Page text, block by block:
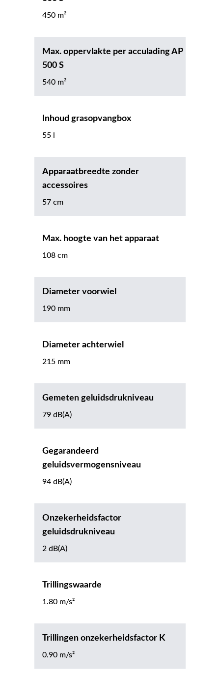
450 m²
Max. oppervlakte per acculading AP
500 S
540 m²
Inhoud grasopvangbox
55 l
Apparaatbreedte zonder
accessoires
57 cm
Max. hoogte van het apparaat
108 cm
Diameter voorwiel
190 mm
Diameter achterwiel
215 mm
Gemeten geluidsdrukniveau
79 dB(A)
Gegarandeerd
geluidsvermogensniveau
94 dB(A)
Onzekerheidsfactor
geluidsdrukniveau
2 dB(A)
Trillingswaarde
1.80 m/s²
Trillingen onzekerheidsfactor K
0.90 m/s²